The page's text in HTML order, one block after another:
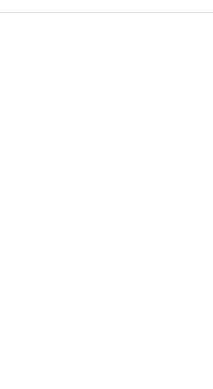
finden oder B) den gezahlten Betrag vollständig